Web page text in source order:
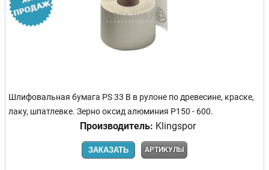
Шлифовальная бумага PS 33 B в рулоне по древесине, краске,
лаку, шпатлевке. Зерно оксид алюминия Р150 - 600.
Производитель: Klingspor
ЗАКАЗАТЬ АРТИКУЛЫ